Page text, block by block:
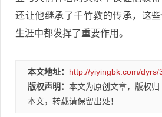
还让他继承了千竹教的传承，这
生涯中都发挥了重要作用。
本文地址： http://yiyingbk.com/dyrs/
版权声明： 本文为原创文章，版权归
本文，转载请保留出处！